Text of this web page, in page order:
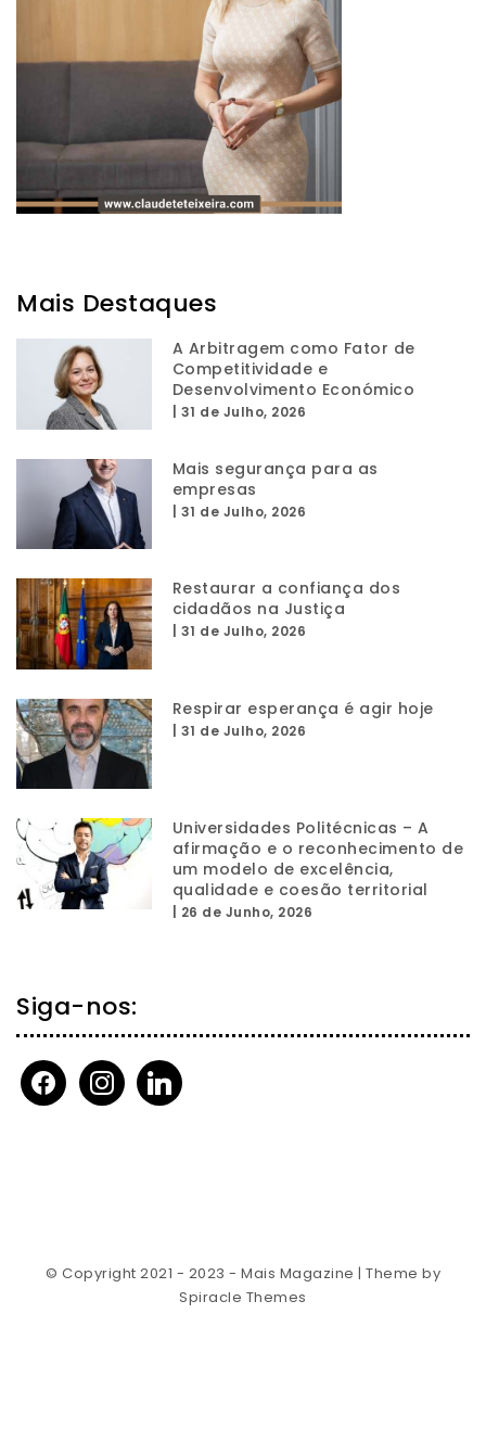
Mais Destaques
A Arbitragem como Fator de
Competitividade e
Desenvolvimento Económico
31 de Julho, 2026
Mais segurança para as
empresas
31 de Julho, 2026
Restaurar a confiança dos
cidadãos na Justiça
31 de Julho, 2026
Respirar esperança é agir hoje
31 de Julho, 2026
Universidades Politécnicas – A
afirmação e o reconhecimento de
um modelo de excelência,
qualidade e coesão territorial
26 de Junho, 2026
Siga-nos:
facebookinstagramlinkedin
© Copyright 2021 - 2023 - Mais Magazine | Theme by
Spiracle Themes